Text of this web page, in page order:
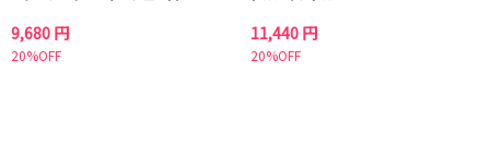
9,680 円
20%OFF
11,440 円
20%OFF